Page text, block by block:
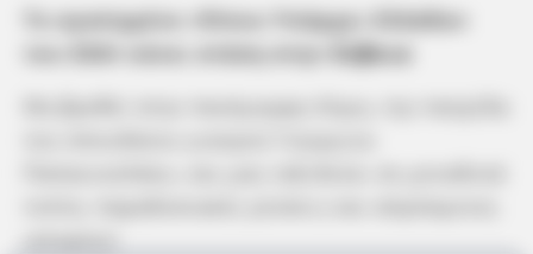
Το αγαπημένο «Όπου Υπάρχει Ελλάδα»
Εύβοια
ιστορίες!